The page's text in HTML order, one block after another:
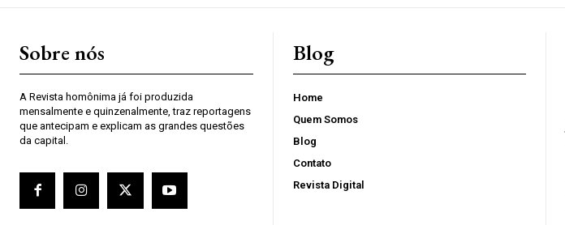
Sobre nós
A Revista homônima já foi produzida
mensalmente e quinzenalmente, traz reportagens
que antecipam e explicam as grandes questões
da capital.
Blog
Home
Quem Somos
Blog
Contato
Revista Digital